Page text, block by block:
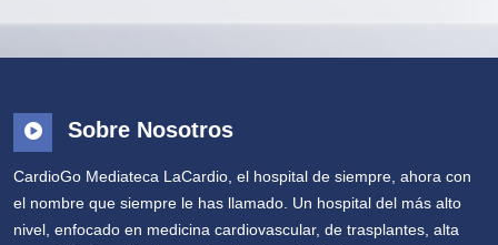
Sobre Nosotros
CardioGo Mediateca LaCardio, el hospital de siempre, ahora con
el nombre que siempre le has llamado. Un hospital del más alto
nivel, enfocado en medicina cardiovascular, de trasplantes, alta